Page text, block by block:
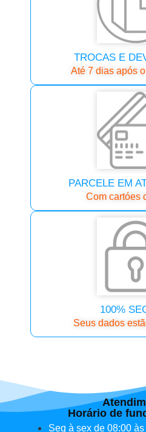
TROCAS E
Até 7 dias após
PARCELE EM
Com cartóes
100%
Seus dados
Horário de
Seg à sex de 08:00